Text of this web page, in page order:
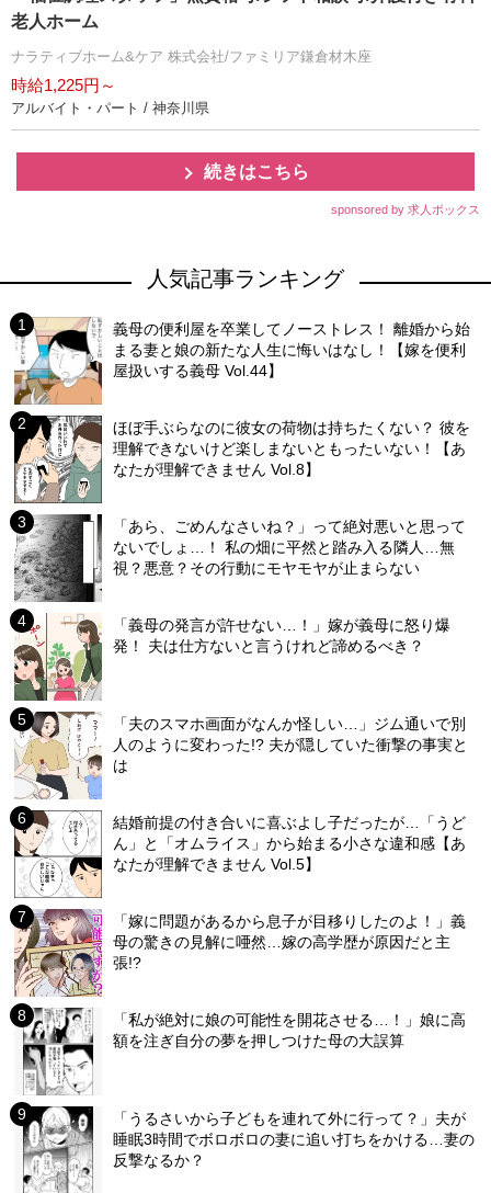
老人ホーム
ナラティブホーム&ケア 株式会社/ファミリア鎌倉材木座
時給1,225円～
アルバイト・パート / 神奈川県
続きはこちら
sponsored by 求人ボックス
人気記事ランキング
義母の便利屋を卒業してノーストレス！ 離婚から始
まる妻と娘の新たな人生に悔いはなし！【嫁を便利
屋扱いする義母 Vol.44】
ほぼ手ぶらなのに彼女の荷物は持ちたくない？ 彼を
理解できないけど楽しまないともったいない！【あ
なたが理解できません Vol.8】
「あら、ごめんなさいね？」って絶対悪いと思って
ないでしょ…！ 私の畑に平然と踏み入る隣人…無
視？悪意？その行動にモヤモヤが止まらない
「義母の発言が許せない…！」嫁が義母に怒り爆
発！ 夫は仕方ないと言うけれど諦めるべき？
「夫のスマホ画面がなんか怪しい…」ジム通いで別
人のように変わった!? 夫が隠していた衝撃の事実と
は
結婚前提の付き合いに喜ぶよし子だったが…「うど
ん」と「オムライス」から始まる小さな違和感【あ
なたが理解できません Vol.5】
「嫁に問題があるから息子が目移りしたのよ！」義
母の驚きの見解に唖然…嫁の高学歴が原因だと主
張!?
「私が絶対に娘の可能性を開花させる…！」娘に高
額を注ぎ自分の夢を押しつけた母の大誤算
「うるさいから子どもを連れて外に行って？」夫が
睡眠3時間でボロボロの妻に追い打ちをかける…妻の
反撃なるか？